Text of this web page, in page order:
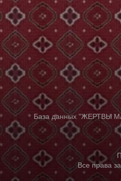
База данных "ЖЕРТВЫ
Все права